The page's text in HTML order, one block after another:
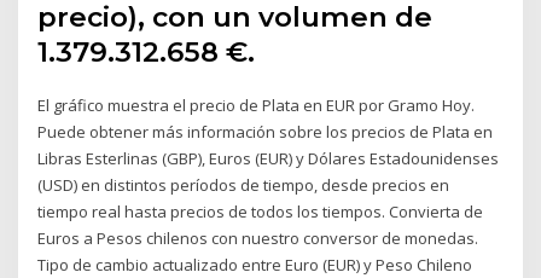
precio), con un volumen de
1.379.312.658 €.
El gráfico muestra el precio de Plata en EUR por Gramo Hoy.
Puede obtener más información sobre los precios de Plata en
Libras Esterlinas (GBP), Euros (EUR) y Dólares Estadounidenses
(USD) en distintos períodos de tiempo, desde precios en
tiempo real hasta precios de todos los tiempos. Convierta de
Euros a Pesos chilenos con nuestro conversor de monedas.
Tipo de cambio actualizado entre Euro (EUR) y Peso Chileno